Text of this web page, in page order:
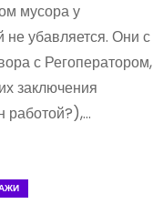
мусора у
не убавляется. Они с
с Регоператором,
заключения
работой?),…